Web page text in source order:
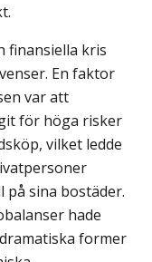
finansiella kris
En faktor
var att
för höga risker
vilket ledde
sina bostäder.
hade
former